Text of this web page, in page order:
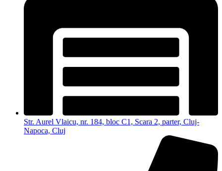
Str. Aurel Vlaicu, nr. 184, bloc C1, Scara 2, parter, Cluj-
Napoca, Cluj